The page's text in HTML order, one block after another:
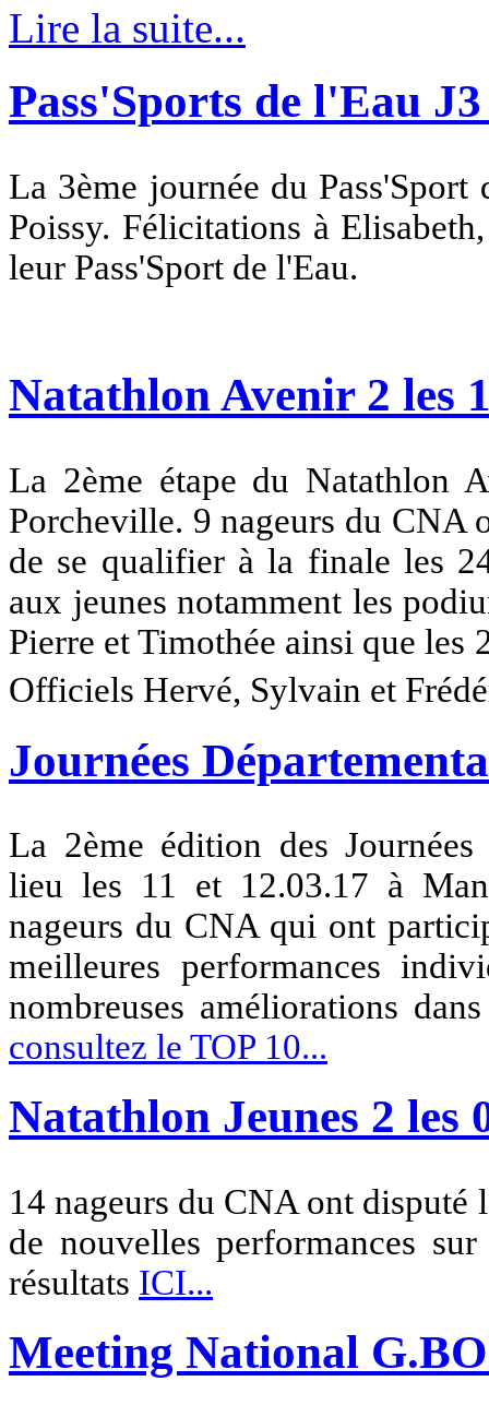
Lire la suite...
Pass'Sports de l'Eau
La 3ème journée du
Poissy. Félicitations à
leur Pass'Sport de l'Eau.
Natathlon Avenir 2 les
La 2ème étape du Natathlon
Porcheville. 9 nageurs du CNA
de se qualifier à la finale les
aux jeunes notamment les
Pierre et Timothée ainsi que les
Officiels Hervé, Sylvain et
Journées
La 2ème édition des
lieu les 11 et 12.03.17 à
nageurs du CNA qui ont
meilleures performances
nombreuses améliorations
consultez le TOP 10...
Natathlon Jeunes 2 les
14 nageurs du CNA ont disputé
de nouvelles performances
résultats ICI...
Meeting National